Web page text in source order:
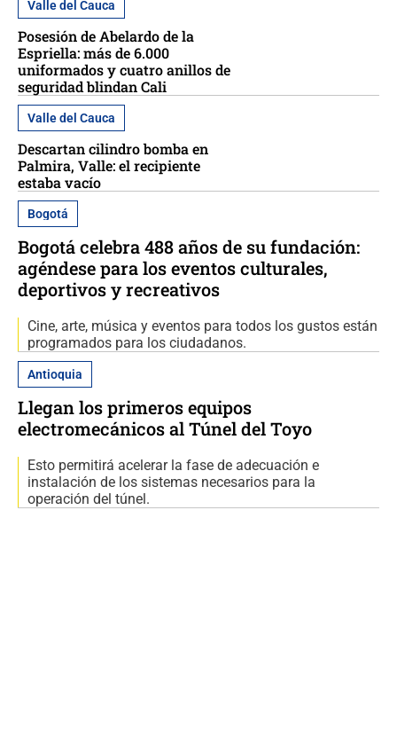
Valle del Cauca
Posesión de Abelardo de la
Espriella: más de 6.000
uniformados y cuatro anillos de
seguridad blindan Cali
Valle del Cauca
Descartan cilindro bomba en
Palmira, Valle: el recipiente
estaba vacío
Bogotá
Bogotá celebra 488 años de su fundación:
agéndese para los eventos culturales,
deportivos y recreativos
Cine, arte, música y eventos para todos los gustos están
programados para los ciudadanos.
Antioquia
Llegan los primeros equipos
electromecánicos al Túnel del Toyo
Esto permitirá acelerar la fase de adecuación e
instalación de los sistemas necesarios para la
operación del túnel.